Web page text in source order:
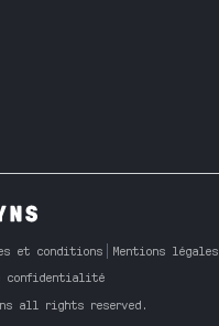
et conditions
Mentions légales
confidentialité
all rights reserved.